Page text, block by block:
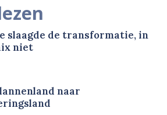
slaagde de transformatie, in
niet
naar